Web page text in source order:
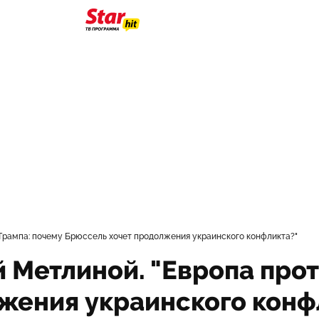
почему Брюссель хочет продолжения украинского конфликта?"
"Европа
украинского